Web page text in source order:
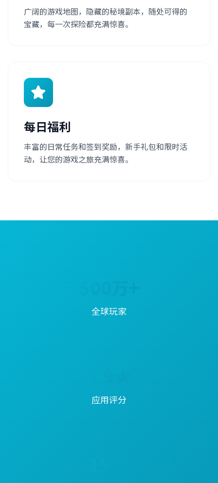
广阔的游戏地图，隐藏的秘境副本，随处可得的
宝藏，每一次探险都充满惊喜。
每日福利
丰富的日常任务和签到奖励，新手礼包和限时活
动，让您的游戏之旅充满惊喜。
全球玩家
应用评分